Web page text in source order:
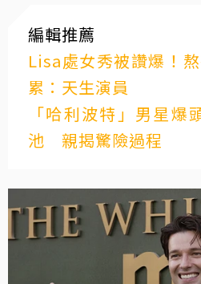
編輯推薦
Lisa處女秀被讚爆！
累：天生演員
「哈利波特」男星爆
池 親揭驚險過程